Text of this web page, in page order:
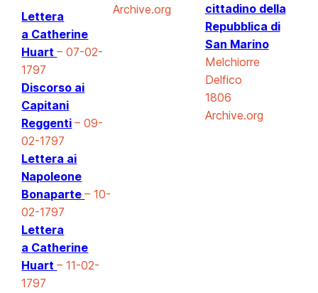
Lettera
a Catherine
Huart– 07-02-
1797
Discorso ai
Capitani
Reggenti – 09-
02-1797
Lettera ai
Napoleone
Bonaparte– 10-
02-1797
Lettera
a Catherine
Huart– 11-02-
1797
Archive.org
cittadino della
Repubblica di
San Marino
Melchiorre
Delfico
1806
Archive.org